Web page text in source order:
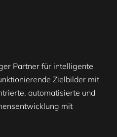
Partner für intelligente
Zielbilder mit
automatisierte und
mit